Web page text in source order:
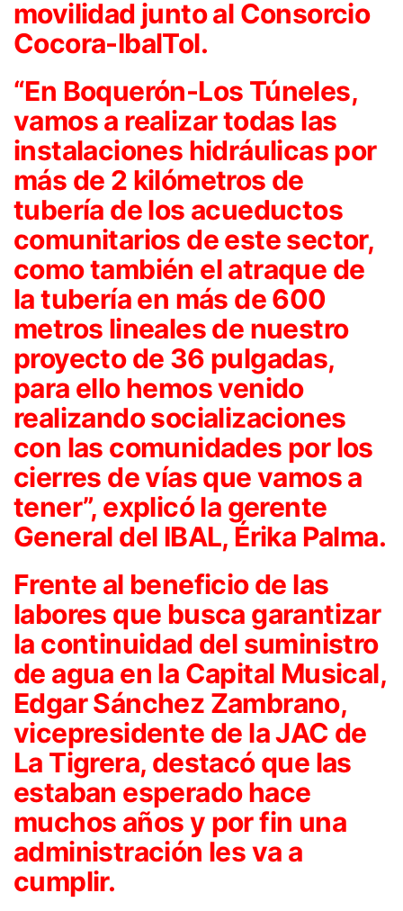
movilidad junto al Consorcio
Cocora-IbalTol.
“En Boquerón-Los Túneles,
vamos a realizar todas las
instalaciones hidráulicas por
más de 2 kilómetros de
tubería de los acueductos
comunitarios de este sector,
como también el atraque de
la tubería en más de 600
metros lineales de nuestro
proyecto de 36 pulgadas,
para ello hemos venido
realizando socializaciones
con las comunidades por los
cierres de vías que vamos a
tener”, explicó la gerente
General del IBAL, Érika Palma.
Frente al beneficio de las
labores que busca garantizar
la continuidad del suministro
de agua en la Capital Musical,
Edgar Sánchez Zambrano,
vicepresidente de la JAC de
La Tigrera, destacó que las
estaban esperado hace
muchos años y por fin una
administración les va a
cumplir.